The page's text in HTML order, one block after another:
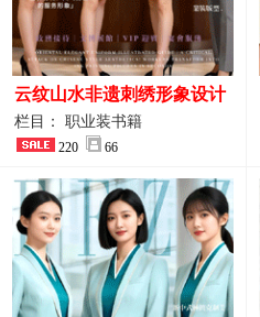
云纹山水非遗刺绣形象设计
工装｜会议礼仪接待人员制
服画册
栏目： 职业装书籍
220 66